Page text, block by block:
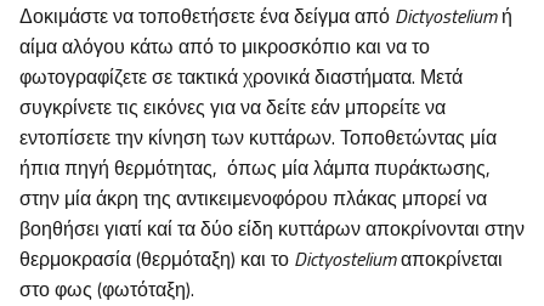
Δοκιμάστε να τοποθετήσετε ένα δείγμα από Dictyosteliumή
αίμα αλόγου κάτω από το μικροσκόπιο και να το
φωτογραφίζετε σε τακτικά χρονικά διαστήματα. Μετά
συγκρίνετε τις εικόνες για να δείτε εάν μπορείτε να
εντοπίσετε την κίνηση των κυττάρων. Τοποθετώντας μία
ήπια πηγή θερμότητας, όπως μία λάμπα πυράκτωσης,
στην μία άκρη της αντικειμενοφόρου πλάκας μπορεί να
βοηθήσει γιατί καί τα δύο είδη κυττάρων αποκρίνονται στην
θερμοκρασία (θερμόταξη) και το Dictyosteliumαποκρίνεται
στο φως (φωτόταξη).